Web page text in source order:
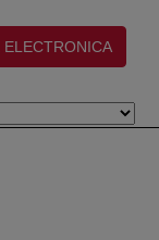
nueva ventana)
ELECTRONICA